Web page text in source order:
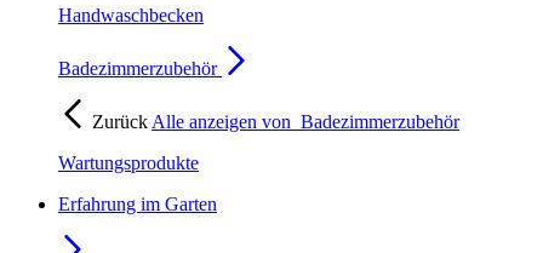
Handwaschbecken
Badezimmerzubehör
Zurück Alle anzeigen von Badezimmerzubehör
Wartungsprodukte
Erfahrung im Garten